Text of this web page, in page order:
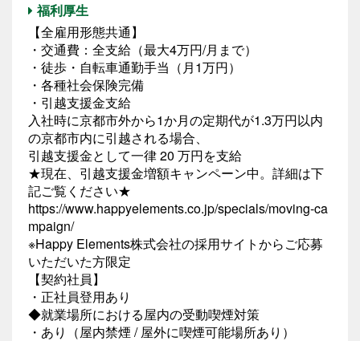
福利厚生
【全雇用形態共通】
・交通費：全支給（最大4万円/月まで）
・徒歩・自転車通勤手当（月1万円）
・各種社会保険完備
・引越支援金支給
入社時に京都市外から1か月の定期代が1.3万円以内
の京都市内に引越される場合、
引越支援金として一律 20 万円を支給
★現在、引越支援金増額キャンペーン中。詳細は下
記ご覧ください★
https://www.happyelements.co.jp/specials/moving-ca
mpaign/
※Happy Elements株式会社の採用サイトからご応募
いただいた方限定
【契約社員】
・正社員登用あり
◆就業場所における屋内の受動喫煙対策
・あり（屋内禁煙 / 屋外に喫煙可能場所あり）